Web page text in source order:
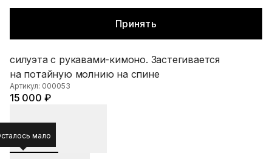
Топ-блуза из дикого шелка
силуэта с рукавами-кимоно. Застегивается
на потайную молнию на спине
Артикул: 000053
15 000 ₽
мало
Принять